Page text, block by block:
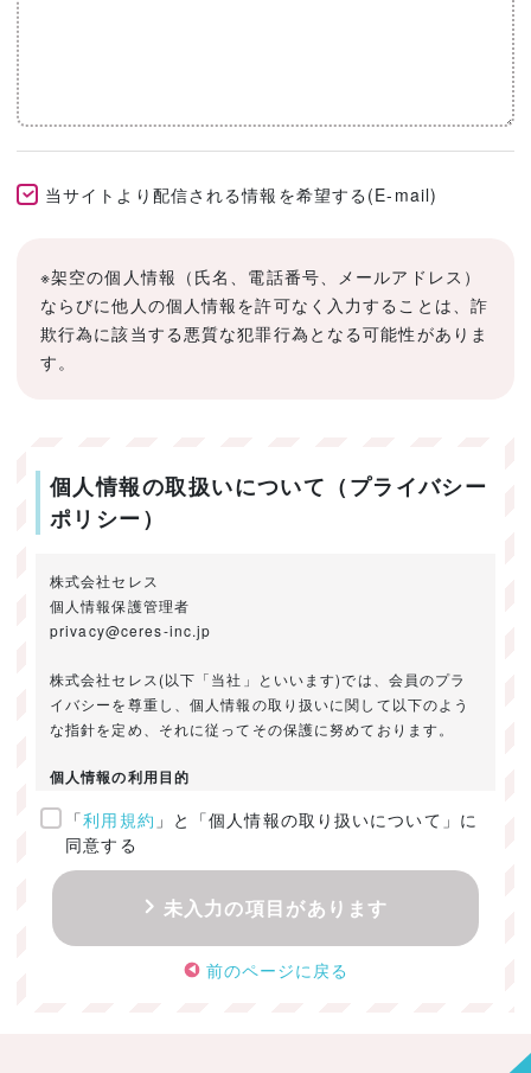
当サイトより配信される情報を希望する(E-mail)
※架空の個人情報（氏名、電話番号、メールアドレス）
ならびに他人の個人情報を許可なく入力することは、詐
欺行為に該当する悪質な犯罪行為となる可能性がありま
す。
個人情報の取扱いについて（プライバシー
ポリシー）
株式会社セレス
個人情報保護管理者
privacy@ceres-inc.jp
株式会社セレス(以下「当社」といいます)では、会員のプラ
イバシーを尊重し、個人情報の取り扱いに関して以下のよう
な指針を定め、それに従ってその保護に努めております。
個人情報の利用目的
ご提供いただきました個人情報は、以下のためにのみ利用い
たします。
・お問い合わせに対する回答及び資料送付のご連絡
・当社のお客様向けサービスの提供
・本人確認
・サービスの開発・改善のための分析
「利用規約 」と「個人情報の取り扱いについて」に
同意する
未入力の項目があります
前のページに戻る